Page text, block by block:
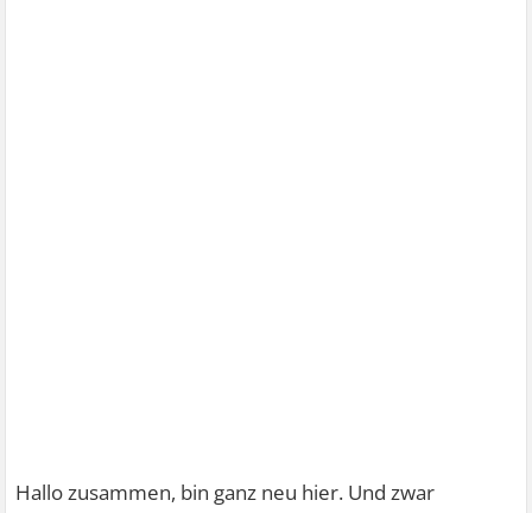
Hallo zusammen, bin ganz neu hier. Und zwar